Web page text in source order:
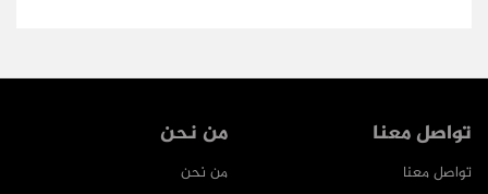
من نحن
من نحن
تواصل معنا
تواصل معنا